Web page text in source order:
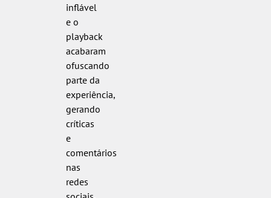
inflável
e o
playback
acabaram
ofuscando
parte da
experiência,
gerando
críticas
e
comentários
nas
redes